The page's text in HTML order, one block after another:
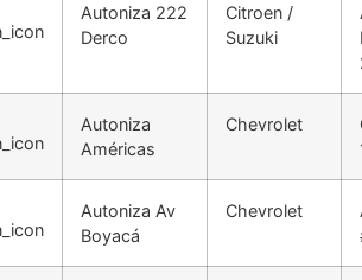
Autoniza 222
Derco
Citroen /
Suzuki
Autoniza
Américas
Chevrolet
Autoniza Av
Boyacá
Chevrolet